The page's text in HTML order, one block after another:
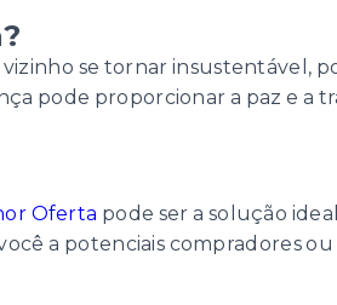
se tornar insustentável,
pode proporcionar a paz e a
Oferta pode ser a solução
a potenciais compradores